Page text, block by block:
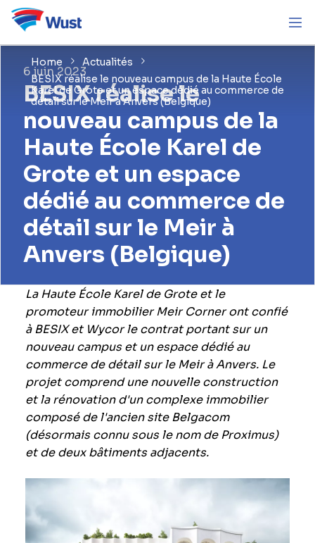
Home
Actualités
BESIX réalise le nouveau campus de la Haute École
Karel de Grote et un espace dédié au commerce de
détail sur le Meir à Anvers (Belgique)
6 juin 2023
BESIX réalise le
nouveau campus de la
Haute École Karel de
Grote et un espace
dédié au commerce de
détail sur le Meir à
Anvers (Belgique)
La Haute École Karel de Grote et le
promoteur immobilier Meir Corner ont confié
à BESIX et Wycor le contrat portant sur un
nouveau campus et un espace dédié au
commerce de détail sur le Meir à Anvers. Le
projet comprend une nouvelle construction
et la rénovation d'un complexe immobilier
composé de l'ancien site Belgacom
(désormais connu sous le nom de Proximus)
et de deux bâtiments adjacents.